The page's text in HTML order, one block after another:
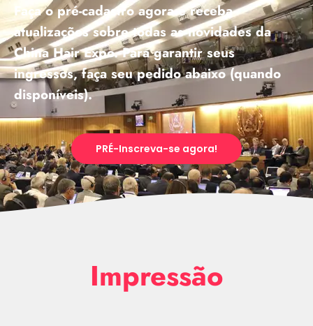
Faça o pré-cadastro agora e receba
atualizações sobre todas as novidades da
China Hair Expo. Para garantir seus
ingressos, faça seu pedido abaixo (quando
disponíveis).
PRÉ-Inscreva-se agora!
Impressão